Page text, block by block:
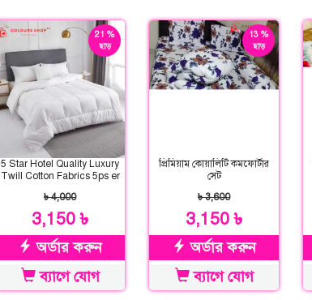
21 %
ছাড়
5 Star Hotel Quality Luxury
Twill Cotton Fabrics 5ps er
৳ 4,000
3,150 ৳
অর্ডার করুন
ব্যাগে যোগ
13 %
ছাড়
প্রিমিয়াম কোয়ালিটি কমফোর্টার
সেট
৳ 3,600
3,150 ৳
অর্ডার করুন
ব্যাগে যোগ